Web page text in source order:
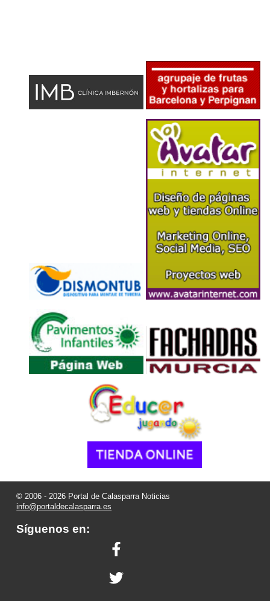
© 2006 - 2026 Portal de Calasparra Noticias
info@portaldecalasparra.es
Síguenos en: